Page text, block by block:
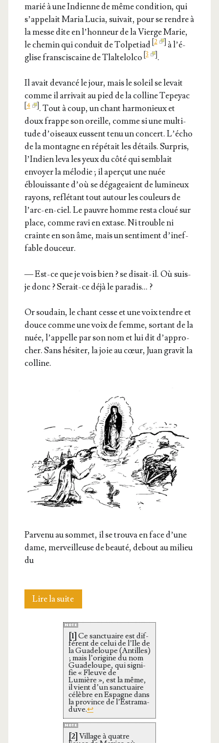
marié à une Indienne de même condi­tion, qui
s’ap­pe­lait Maria Lucia, sui­vait, pour se rendre à
la messe dite en l’hon­neur de la Vierge Marie,
le che­min qui conduit de Tol­pe­tiad [2 ] à l’é­
glise frans­cis­caine de Tlal­te­lol­co [3 ].
Il avait devan­cé le jour, mais le soleil se levait
comme il arri­vait au pied de la col­line Tepeyac
4 ] . Tout à coup, un chant har­mo­nieux et
doux frappe son oreille, comme si une mul­ti­
tude d’oi­seaux eussent tenu un concert. L’é­cho
de la mon­tagne en répé­tait les détails. Sur­pris,
l’In­dien leva les yeux du côté qui sem­blait
envoyer la mélo­die ; il aper­çut une nuée
éblouis­sante d’où se déga­geaient de lumi­neux
rayons, reflé­tant tout autour les cou­leurs de
l’arc-en-ciel. Le pauvre homme res­ta cloué sur
place, comme ravi en extase. Ni trouble ni
crainte en son âme, mais un sen­ti­ment d’i­nef­
fable douceur.
— Est-ce que je vois bien ? se disait-il. Où suis-
je donc ? Serait-ce déjà le paradis… ?
Or sou­dain, le chant cesse et une voix tendre et
douce comme une voix de femme, sor­tant de la
nuée, l’ap­pelle par son nom et lui dit d’ap­pro­
cher. Sans hési­ter, la joie au cœur, Juan gra­vit la
colline.
Par­ve­nu au som­met, il se trou­va en face d’une
dame, mer­veilleuse de beau­té, debout au milieu
du
Lire la suiteN.-
De
la
Gua­
de­
loupe
du
[1] Ce sanc­tuaire est dif­
fé­rent de celui de l’Ile de
la Gua­de­loupe (Antilles)
; mais l’o­ri­gine du nom
Gua­de­loupe, qui signi­
fie « Fleuve de
Lumière », est la même,
il vient d’un sanc­tuaire
célèbre en Espagne dans
la pro­vince de l’Es­tra­ma­
duve.↩
[2] Vil­lage à quatre